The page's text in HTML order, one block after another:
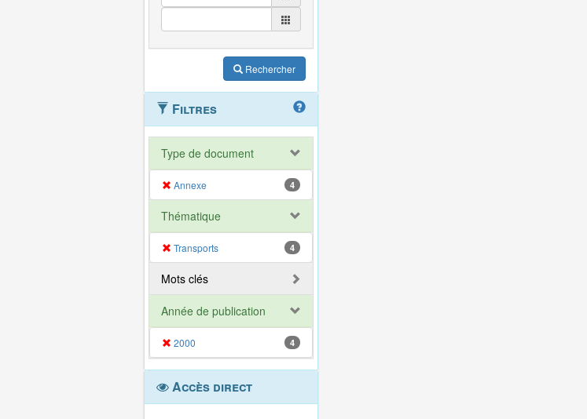
Rechercher
Filtres
Type de document
Annexe 4
Thématique
Transports 4
Mots clés
Année de publication
2000 4
Accès direct